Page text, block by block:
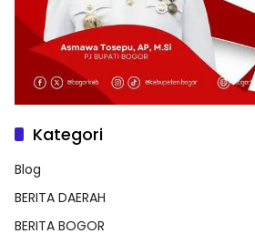
Kategori
Blog
BERITA DAERAH
BERITA BOGOR